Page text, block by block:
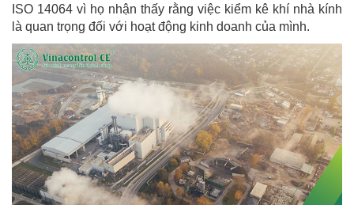
ISO 14064 vì họ nhận thấy rằng việc kiểm kê khí nhà kính
là quan trọng đối với hoạt động kinh doanh của mình.